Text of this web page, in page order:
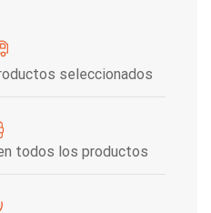
seleccionados
todos los productos